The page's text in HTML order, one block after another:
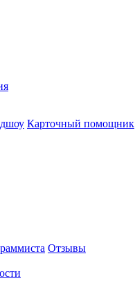
Карточный помощник
Отзывы